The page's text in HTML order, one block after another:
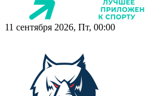
11 сентября 2026, Пт, 00:00